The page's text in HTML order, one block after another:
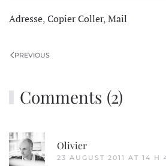
Adresse,Copier Coller,Mail
PREVIOUS
Comments (2)
Olivier
23 AUGUST 2011 AT 14 H